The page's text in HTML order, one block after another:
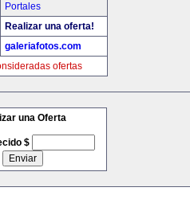
Portales
Realizar una oferta!
galeriafotos.com
ofertas
una Oferta
$